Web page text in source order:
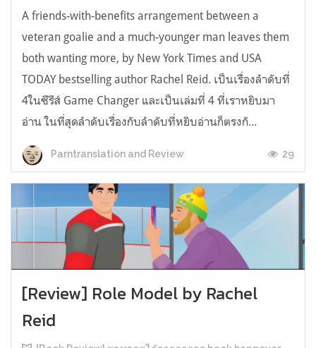
A friends-with-benefits arrangement between a
veteran goalie and a much-younger man leaves them
both wanting more, by New York Times and USA
TODAY bestselling author Rachel Reid. เป็นเรื่องลำดับที่
4ในซีรีส์ Game Changer และเป็นเล่มที่ 4 ที่เราหยิบมา
อ่าน ในที่สุดลำดับเรื่องกับลำดับที่หยิบอ่านก็ตรงกั...
Parntranslation and Review 29
[Review] Role Model by Rachel
Reid